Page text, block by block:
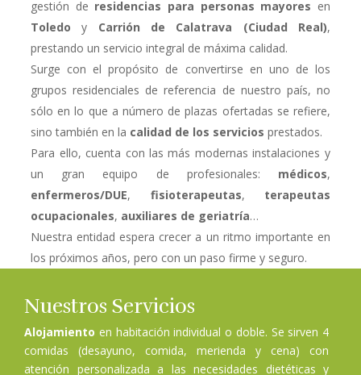
gestión de residencias para personas mayores en
Toledoy Carrión de Calatrava (Ciudad Real),
prestando un servicio integral de máxima calidad.
Surge con el propósito de convertirse en uno de los
grupos residenciales de referencia de nuestro país, no
sólo en lo que a número de plazas ofertadas se refiere,
sino también en la calidad de los servicios prestados.
Para ello, cuenta con las más modernas instalaciones y
un gran equipo de profesionales: médicos,
enfermeros/DUE, fisioterapeutas, terapeutas
ocupacionales, auxiliares de geriatría…
Nuestra entidad espera crecer a un ritmo importante en
los próximos años, pero con un paso firme y seguro.
Nuestros Servicios
Alojamiento en habitación individual o doble. Se sirven 4
comidas (desayuno, comida, merienda y cena) con
atención personalizada a las necesidades dietéticas y